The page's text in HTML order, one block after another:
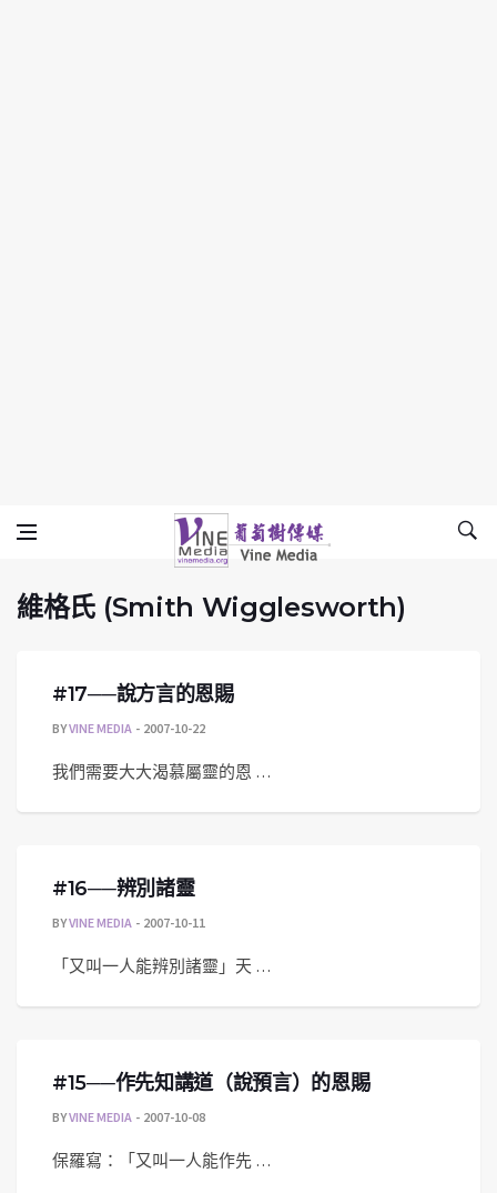
維格氏 (Smith Wigglesworth)
Vine Media
葡萄樹傳媒
維格氏 (Smith Wigglesworth)
#17──說方言的恩賜
BYVINE MEDIA 2007-10-22
我們需要大大渴慕屬靈的恩 …
#16──辨別諸靈
BYVINE MEDIA 2007-10-11
「又叫一人能辨別諸靈」天 …
#15──作先知講道（說預言）的恩賜
BYVINE MEDIA 2007-10-08
保羅寫：「又叫一人能作先 …